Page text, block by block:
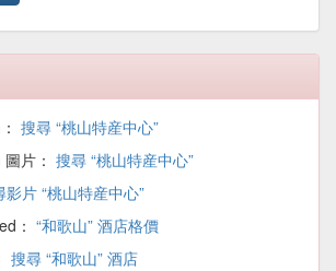
搜尋 “桃山特産中心”
片： 搜尋 “桃山特産中心”
影片 “桃山特産中心”
： “和歌山” 酒店格價
搜尋 “和歌山” 酒店